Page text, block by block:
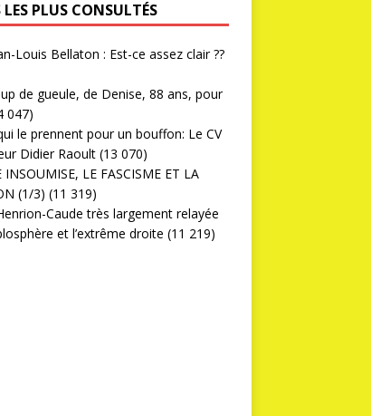
PLUS CONSULTÉS
Louis Bellaton : Est-ce assez clair ??
de gueule, de Denise, 88 ans, pour
047)
le prennent pour un bouffon: Le CV
Didier Raoult (13 070)
INSOUMISE, LE FASCISME ET LA
(1/3) (11 319)
Caude très largement relayée
et l’extrême droite (11 219)